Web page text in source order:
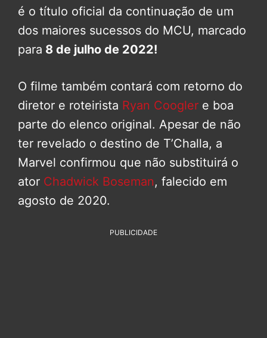
é o título oficial da continuação de um
dos maiores sucessos do MCU, marcado
para 8 de julho de 2022!
O filme também contará com retorno do
diretor e roteirista Ryan Coogler e boa
parte do elenco original. Apesar de não
ter revelado o destino de T’Challa, a
Marvel confirmou que não substituirá o
ator Chadwick Boseman, falecido em
agosto de 2020.
PUBLICIDADE